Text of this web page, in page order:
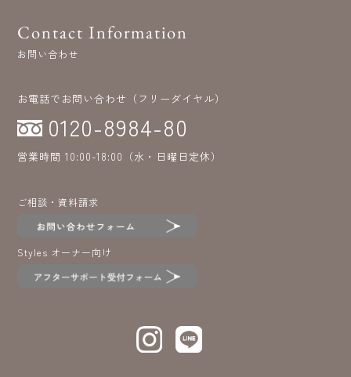
Contact Information
お問い合わせ
お電話でお問い合わせ（フリーダイヤル）
0120-8984-80
営業時間 10:00-18:00（水・日曜日定休）
ご相談・資料請求
Styles オーナー向け